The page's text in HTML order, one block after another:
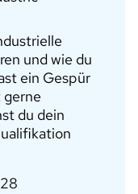
und wie du
ein Gespür
gerne
du dein